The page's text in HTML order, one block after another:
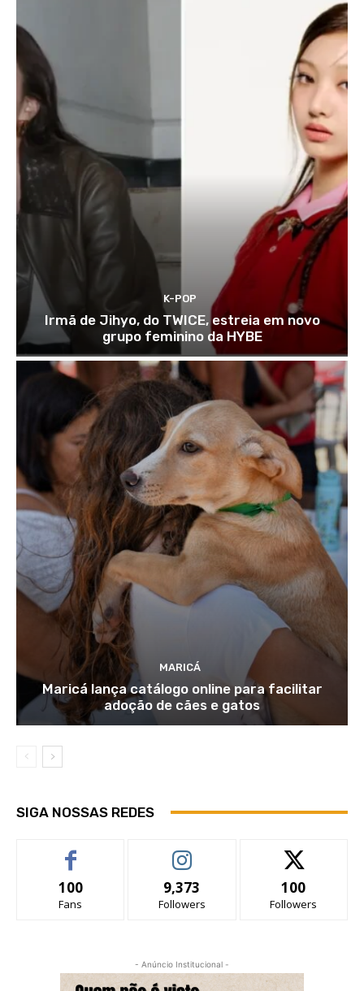
K-POP
Irmã de Jihyo, do TWICE, estreia em novo
grupo feminino da HYBE
MARICÁ
Maricá lança catálogo online para facilitar
adoção de cães e gatos
SIGA NOSSAS REDES
100
Fans
9,373
Followers
100
Followers
- Anúncio Institucional -